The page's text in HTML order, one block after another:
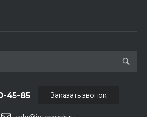
sale@intecweb.ru
45-85 Заказать звонок